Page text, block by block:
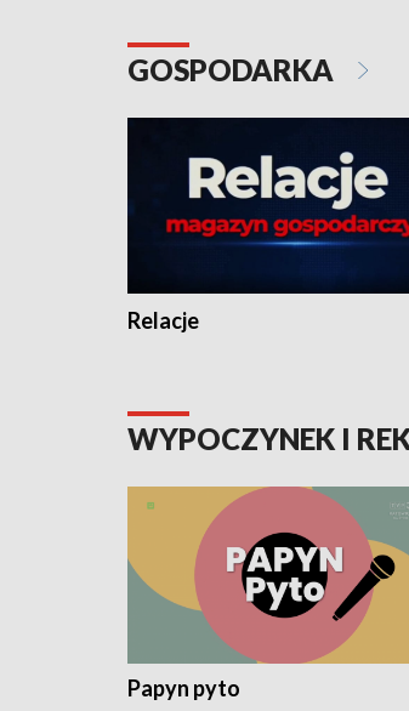
GOSPODARKA
Relacje
WYPOCZYNEK I
Papyn pyto